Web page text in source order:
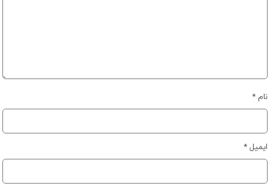
نام*
ایمیل*